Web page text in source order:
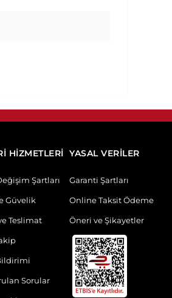
HİZMETLERİ
Şartları
Güvelik
Teslimat
Sorular
YASAL VERİLER
Garanti Şartları
Online Taksit Ödeme
Öneri ve Şikayetler